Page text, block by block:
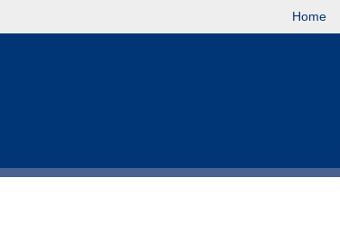
Home